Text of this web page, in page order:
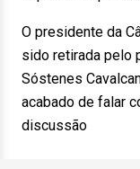
O presidente da
sido retirada pelo
Sóstenes
acabado de falar
discussão